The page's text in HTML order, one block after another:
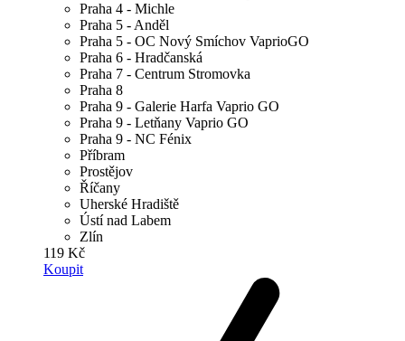
Praha 4 - Michle
Praha 5 - Anděl
Praha 5 - OC Nový Smíchov VaprioGO
Praha 6 - Hradčanská
Praha 7 - Centrum Stromovka
Praha 8
Praha 9 - Galerie Harfa Vaprio GO
Praha 9 - Letňany Vaprio GO
Praha 9 - NC Fénix
Příbram
Prostějov
Říčany
Uherské Hradiště
Ústí nad Labem
Zlín
119 Kč
Koupit